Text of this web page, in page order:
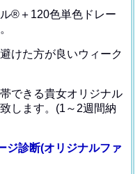
®＋120色単色ドレー
けた方が良いウィーク
できる貴女オリジナル
します。(1～2週間納
ジ診断(オリジナルファ